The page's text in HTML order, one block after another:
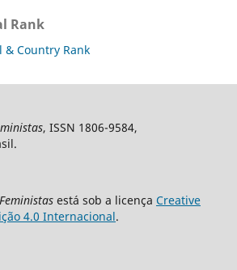
Rank
, ISSN 1806-9584,
está sob a licença Creative
4.0 Internacional.